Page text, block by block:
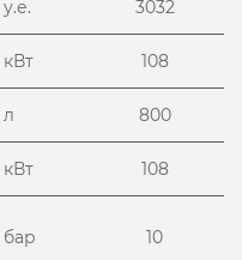
у.е. 3032
кВт 108
л 800
кВт 108
бар 10